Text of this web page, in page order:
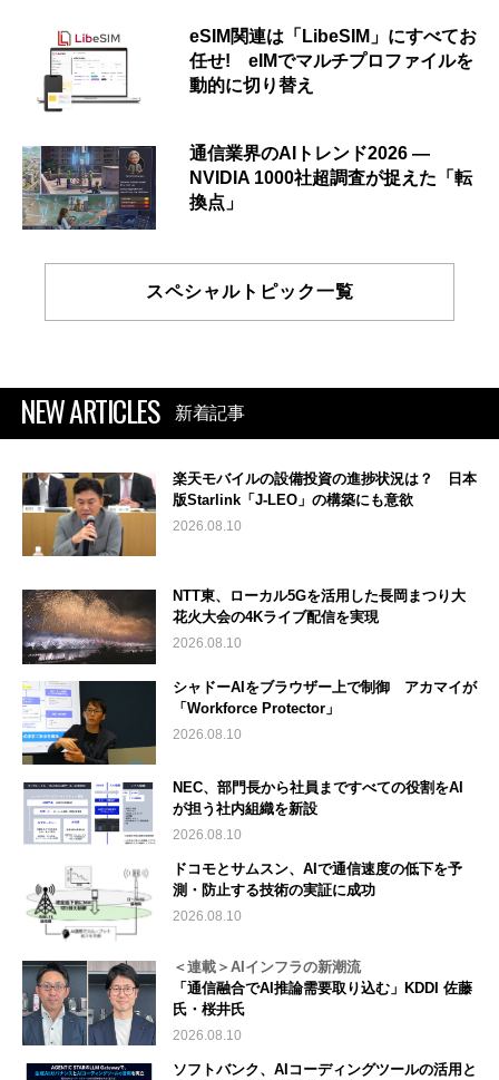
eSIM関連は「LibeSIM」にすべてお
任せ! eIMでマルチプロファイルを
動的に切り替え
通信業界のAIトレンド2026 ―
NVIDIA 1000社超調査が捉えた「転
換点」
スペシャルトピック一覧
NEW ARTICLES 新着記事
楽天モバイルの設備投資の進捗状況は？ 日本
版Starlink「J-LEO」の構築にも意欲
2026.08.10
NTT東、ローカル5Gを活用した長岡まつり大
花火大会の4Kライブ配信を実現
2026.08.10
シャドーAIをブラウザー上で制御 アカマイが
「Workforce Protector」
2026.08.10
NEC、部門長から社員まですべての役割をAI
が担う社内組織を新設
2026.08.10
ドコモとサムスン、AIで通信速度の低下を予
測・防止する技術の実証に成功
2026.08.10
＜連載＞AIインフラの新潮流
「通信融合でAI推論需要取り込む」KDDI 佐藤
氏・桜井氏
2026.08.10
ソフトバンク、AIコーディングツールの活用と